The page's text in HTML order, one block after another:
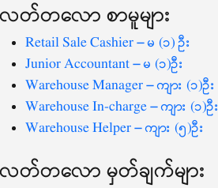
စကားလုံး
လတ်တ‌လော စာမူများ
Retail Sale Cashier – မ (၁) ဦး
Junior Accountant – မ (၁)ဦး
Warehouse Manager – ကျား (၁)ဦး
Warehouse In-charge – ကျား (၁)ဦး
Warehouse Helper – ကျား (၅)ဦး
လတ်တ‌လော မှတ်ချက်များ